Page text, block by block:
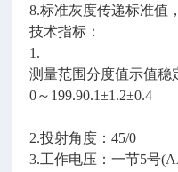
8.标准灰度传递标准值
技术指标：
1.
测量范围分度值示值稳
0～199.90.1±1.2±0.4
2.投射角度：45/0
3.工作电压：一节5号